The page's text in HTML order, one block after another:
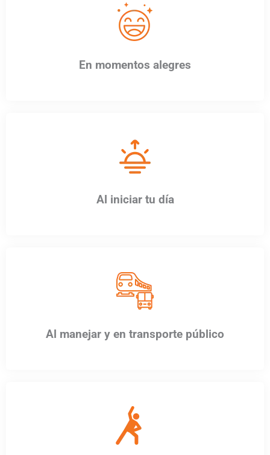
En momentos alegres
Al iniciar tu día
Al manejar y en transporte público